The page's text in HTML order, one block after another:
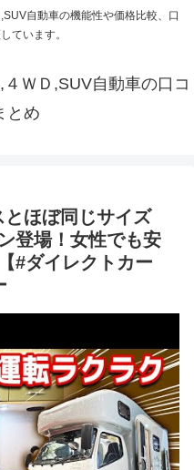
自動車の機能性や価格比較、口
ています。
ＷＤ,SUV自動車の口コ
とめ
とほぼ同じサイズ
登場！女性でも安
#ダイレクトカー